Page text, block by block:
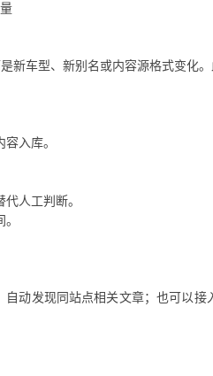
新车型、新别名或内容源格式变化
入库。
人工判断。
动发现同站点相关文章；也可以